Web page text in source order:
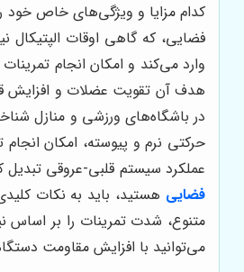
کدام مزایا و ویژگی‌های خاص خود
فضایی، که گاهی اوقات
وارد می‌کند و امکان انجام
هدف آن تقویت عضلات و افزایش
در باشگاه‌های ورزشی و منازل
حرکتی نرم و پیوسته، امکان
عملکرد سیستم قلبی-عروقی
فضایی هستید، باید به نکات
متنوع، شدت تمرینات را بر اساس
می‌توانید با افزایش مقاومت